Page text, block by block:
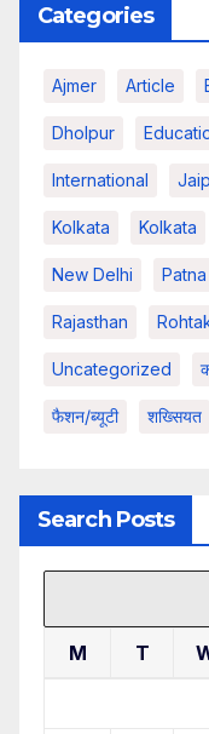
Categories
Ajmer Article
Dholpur
International
Kolkata Kolkata
New Delhi Patna
Rajasthan
Uncategorized
फैशन/ब्यूटी शख्सियत
Search Posts
M T